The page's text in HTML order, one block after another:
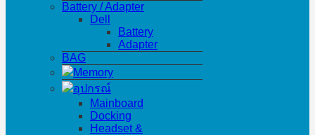
Battery / Adapter
Dell
Battery
Adapter
BAG
Memory
อุปกรณ์
Mainboard
Docking
Headset &